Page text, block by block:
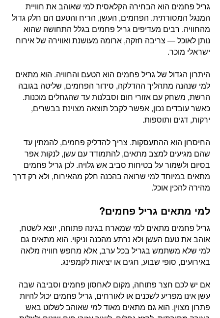
גריל פחמים הוא הבחירה הקלאסית למי שאוהב את חוויית
המנגל המסורתית. הפחמים, העשן, הריח והטעם הם חלק גדול
מהחוויה. רבים מעדיפים גריל פחמים בגלל התחושה שהוא
נותן לאוכל — צריבה חזקה, ארומה מעושנת ואווירה של אירוח
ישראלי מוכר.
היתרון הגדול של גריל פחמים הוא הטעם והחוויה. הוא מתאים
למי שנהנה מתהליך ההדלקה, סידור הפחמים, שליטה בגובה
הרשת, משחק עם אזורי חום וסבלנות עד שהגחלים מוכנות.
כאשר עובדים נכון, אפשר לקבל תוצאה מצוינת בבשרים,
ירקות, דגים ותוספות.
החיסרון הוא ההתעסקות. צריך להדליק פחמים, להמתין עד
שהם מגיעים למצב מתאים, להתמודד עם עשן, לנקות אפר
בסיום ולשמור על בטיחות סביב אש גלויה. לכן גריל פחמים
מתאים במיוחד למי שרואה בהכנה חלק מהאירוח, ולא רק דרך
מהירה להכין אוכל.
למי מתאים גריל פחמים?
גריל פחמים מתאים למי שמארח בגינה פתוחה, יוצא לשטח,
אוהב את טעם העשן ולא נרתע מהכנה וניקוי. הוא מתאים גם
למי שלא משתמש בגריל בכל ערב, אלא מחפש חוויה מלאה
באירועים, סופי שבוע, חגים או יציאות לקמפינג.
אם יש לכם חצר פתוחה, מקום לאחסון פחמים וסביבה שבה
עשן אינו מפריע לשכנים או לאורחים, גריל פחמים יכול להיות
פתרון מצוין. הוא גם מתאים מאוד למי שאוהב לשלוט באש